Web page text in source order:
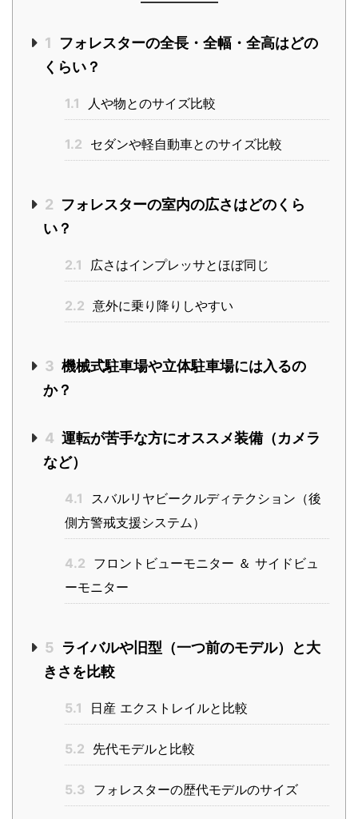
1
フォレスターの全長・全幅・全高はどの
くらい？
1.1 人や物とのサイズ比較
1.2 セダンや軽自動車とのサイズ比較
2 フォレスターの室内の広さはどのくら
い？
2.1 広さはインプレッサとほぼ同じ
2.2 意外に乗り降りしやすい
3 機械式駐車場や立体駐車場には入るの
か？
4 運転が苦手な方にオススメ装備（カメラ
など）
4.1
スバルリヤビークルディテクション（後
側方警戒支援システム）
4.2 フロントビューモニター ＆ サイドビュ
ーモニター
5 ライバルや旧型（一つ前のモデル）と大
きさを比較
5.1 日産 エクストレイルと比較
5.2 先代モデルと比較
5.3 フォレスターの歴代モデルのサイズ